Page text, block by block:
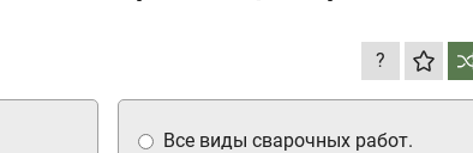
?
Все виды сварочных работ.